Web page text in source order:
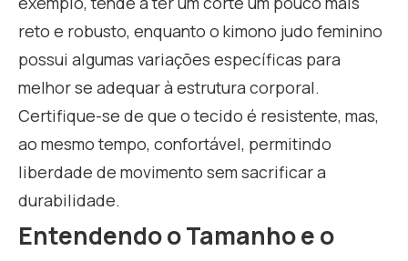
reto e robusto, enquanto o kimono judo feminino
possui algumas variações específicas para
melhor se adequar à estrutura corporal.
Certifique-se de que o tecido é resistente, mas,
ao mesmo tempo, confortável, permitindo
liberdade de movimento sem sacrificar a
durabilidade.
Entendendo o Tamanho e o